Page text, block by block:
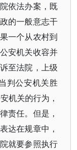
依法办案，既
的一般意志干
一个从农村到
安机关收容并
至法院，上级
判公安机关胜
机关的行为，
责任。但是，
达在规章中，
就要参照执行